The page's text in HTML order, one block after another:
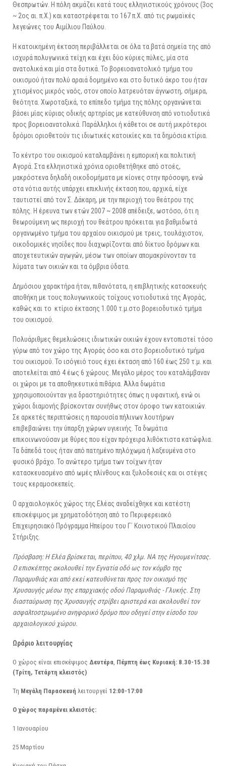
Θεσπρωτών. Η πόλη ακμάζει κατά τους ελληνιστικούς χρόνους (3ος
~ 2ος αι. π.Χ.) και καταστρέφεται το 167 π.Χ. από τις ρωμαϊκές
λεγεώνες του Αιμίλιου Παύλου.
Η κατοικημένη έκταση περιβάλλεται σε όλα τα βατά σημεία της από
ισχυρά πολυγωνικά τείχη και έχει δύο κύριες πύλες, μία στα
ανατολικά και μία στα δυτικά. Το βορειοανατολικό τμήμα του
οικισμού ήταν πολύ αραιά δομημένο και στο δυτικό άκρο του ήταν
χτισμένος μικρός ναός, στον οποίο λατρευόταν άγνωστη, σήμερα,
θεότητα. Χωροταξικά, το επίπεδο τμήμα της πόλης οργανώνεται
βάσει μίας κύριας οδικής αρτηρίας με κατεύθυνση από νοτιοδυτικά
προς βορειοανατολικά. Παράλληλοι ή κάθετοι σε αυτή μικρότεροι
δρόμοι οριοθετούν τις ιδιωτικές κατοικίες και τα δημόσια κτίρια.
Το κέντρο του οικισμού καταλαμβάνει η εμπορική και πολιτική
Αγορά. Στα ελληνιστικά χρόνια οριοθετήθηκε από στοές,
μακρόστενα δηλαδή οικοδομήματα με κίονες στην πρόσοψη, ενώ
στα νότια αυτής υπάρχει επικλινής έκταση που, αρχικά, είχε
ταυτιστεί από τον Σ. Δάκαρη, με την περιοχή του θεάτρου της
πόλης. Η έρευνα των ετών 2007 ~ 2008 απέδειξε, ωστόσο, ότι η
θεωρούμενη ως περιοχή του θεάτρου πρόκειται για βαθμιδωτά
οργανωμένο τμήμα του αρχαίου οικισμού με τρεις, τουλάχιστον,
οικοδομικές νησίδες που διαχωρίζονται από δίκτυο δρόμων και
αποχετευτικών αγωγών, μέσω των οποίων απομακρύνονταν τα
λύματα των οικιών και τα όμβρια ύδατα.
Δημόσιου χαρακτήρα ήταν, πιθανότατα, η επιβλητικής κατασκευής
αποθήκη με τους πολυγωνικούς τοίχους νοτιοδυτικά της Αγοράς,
καθώς και το κτίριο έκτασης 1.000 τ.μ.στο βορειοδυτικό τμήμα
του οικισμού.
Πολυάριθμες θεμελιώσεις ιδιωτικών οικιών έχουν εντοπιστεί τόσο
γύρω από τον χώρο της Αγοράς όσο και στο βορειοδυτικό τμήμα
του οικισμού. Το ισόγειό τους έχει έκταση από 160 έως 250 τ.μ. και
αποτελείται από 4 έως 6 χώρους. Μεγάλο μέρος του καταλάμβαναν
οι χώροι με τα αποθηκευτικά πιθάρια. Άλλα δωμάτια
χρησιμοποιούνταν για δραστηριότητες όπως η υφαντική, ενώ οι
χώροι διαμονής βρίσκονταν συνήθως στον όροφο των κατοικιών.
Σε αρκετές περιπτώσεις η παρουσία πήλινων λουτήρων
επιβεβαιώνει την ύπαρξη χώρων υγιεινής. Τα δωμάτια
επικοινωνούσαν με θύρες που είχαν πρόχειρα λιθόκτιστα κατώφλια.
Τα δάπεδά τους ήταν από πατημένο πηλόχωμα ή λαξευμένα στο
φυσικό βράχο. Το ανώτερο τμήμα των τοίχων ήταν
κατασκευασμένο από ωμές πλίνθους και ξυλοδεσιές και οι στέγες
τους κεραμοσκεπείς.
Ο αρχαιολογικός χώρος της Ελέας αναδείχθηκε και κατέστη
επισκέψιμος με χρηματοδότηση από το Περιφερειακό
Επιχειρησιακό Πρόγραμμα Ηπείρου του Γ΄ Κοινοτικού Πλαισίου
Στήριξης.
Πρόσβαση: Η Ελέα βρίσκεται, περίπου, 40 χλμ. ΝΑ της Ηγουμενίτσας.
Ο επισκέπτης ακολουθεί την Εγνατία οδό ως τον κόμβο της
Παραμυθιάς και από εκεί κατευθύνεται προς τον οικισμό της
Χρυσαυγής μέσω της επαρχιακής οδού Παραμυθιάς - Γλυκής. Στη
διασταύρωση της Χρυσαυγής στρίβει αριστερά και ακολουθεί τον
ασφαλτοστρωμένο ανηφορικό δρόμο που οδηγεί στην είσοδο του
αρχαιολογικού χώρου.
Ωράριο λειτουργίας
O χώρος είναι επισκέψιμος Δευτέρα, Πέμπτη έως Κυριακή: 8.30-15.30
(Τρίτη, Τετάρτη κλειστός)
Τη Μεγάλη Παρασκευή λειτουργεί 12:00-17:00
Ο χώρος παραμένει κλειστός:
1 Ιανουαρίου
25 Μαρτίου